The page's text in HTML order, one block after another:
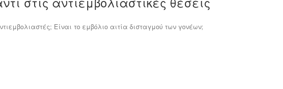
Είναι το εμβόλιο αιτία δισταγμού των γονέων;